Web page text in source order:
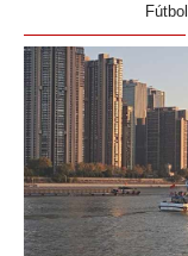
Fútbol